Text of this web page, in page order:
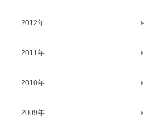
2012年
2011年
2010年
2009年